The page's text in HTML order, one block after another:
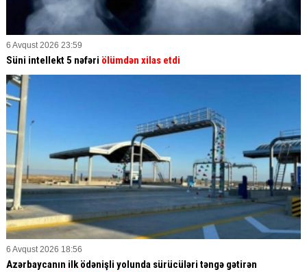
6 Avqust 2026 23:59
Süni intellekt 5 nəfəri ölümdən xilas etdi
6 Avqust 2026 18:56
Azərbaycanın ilk ödənişli yolunda sürücüləri təngə gətirən